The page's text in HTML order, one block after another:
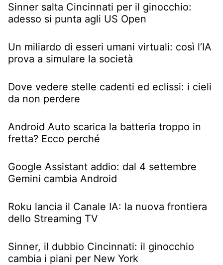
Sinner salta Cincinnati per il ginocchio:
adesso si punta agli US Open
Un miliardo di esseri umani virtuali: così l’IA
prova a simulare la società
Dove vedere stelle cadenti ed eclissi: i cieli
da non perdere
Android Auto scarica la batteria troppo in
fretta? Ecco perché
Google Assistant addio: dal 4 settembre
Gemini cambia Android
Roku lancia il Canale IA: la nuova frontiera
dello Streaming TV
Sinner, il dubbio Cincinnati: il ginocchio
cambia i piani per New York